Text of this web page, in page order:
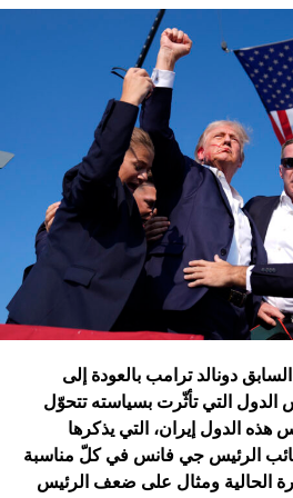
أم هي تدمير الطائرات
مستودعاً لصواريخ الحزب في عمق
الزهراني؟
أنّه سينهي الحروب
عهد بايدن، قد
لوقف الحرب
وانتقام نتنياهو
جذرية في السياسة الأميركية وتعاطي
دونالد ترامب بالعودة إلى
الدول التي تأثّرت بسياسته تتحوّل
الدول إيران، التي يذكرها
الرئيس جي فانس في كلّ مناسبة
الحالية ومثال على ضعف الرئيس